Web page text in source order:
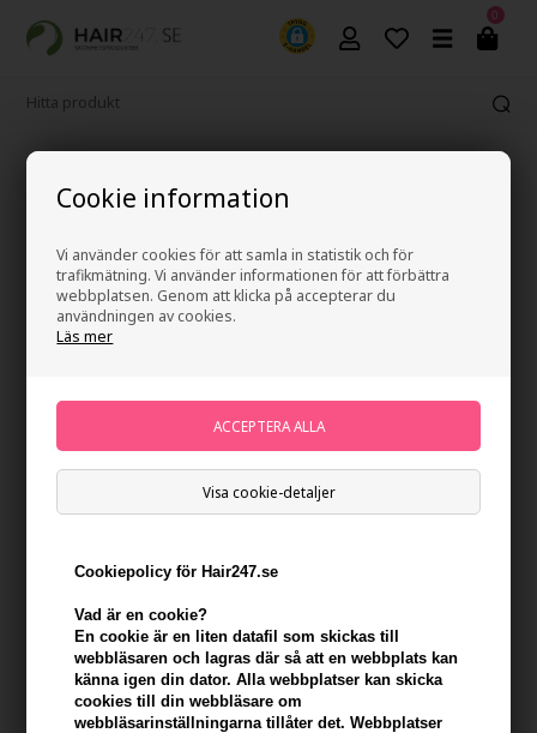
Cookie information
Vi använder cookies för att samla in statistik och för
trafikmätning. Vi använder informationen för att förbättra
webbplatsen. Genom att klicka på accepterar du
användningen av cookies.
Läs mer
Visa cookie-detaljer
Cookiepolicy för Hair247.se
Vad är en cookie?
En cookie är en liten datafil som skickas till
webbläsaren och lagras där så att en webbplats kan
känna igen din dator. Alla webbplatser kan skicka
cookies till din webbläsare om
webbläsarinställningarna tillåter det. Webbplatser
0